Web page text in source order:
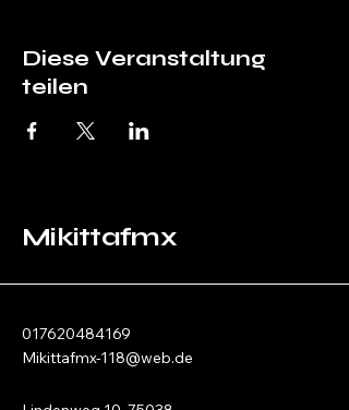
Diese Veranstaltung
teilen
Mikittafmx
017620484169
Mikittafmx-118@web.de